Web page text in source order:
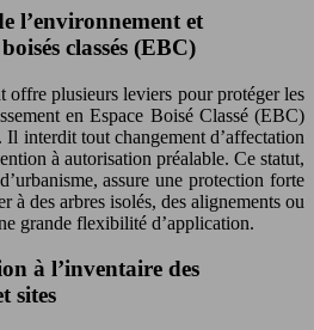
l’environnement et
classés (EBC)
offre plusieurs leviers pour protéger les
en Espace Boisé Classé (EBC)
interdit tout changement d’affectation
à autorisation préalable. Ce statut,
assure une protection forte
à des arbres isolés, des alignements ou
grande flexibilité d’application.
à l’inventaire des
sites